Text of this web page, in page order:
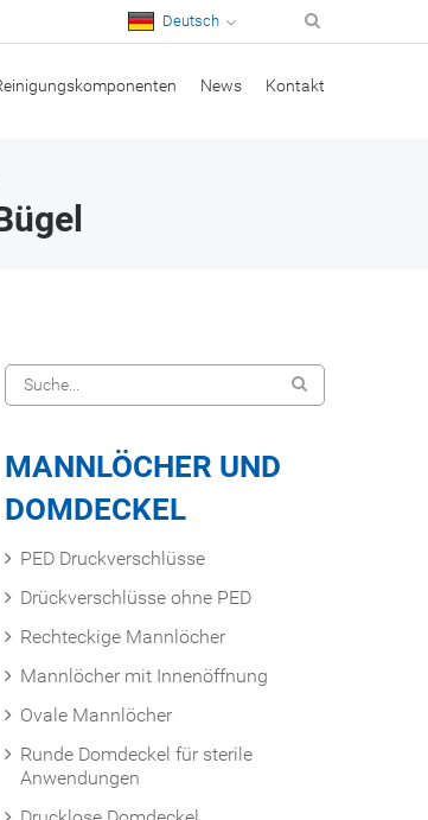
Deutsch
News Kontakt
MANNLÖCHER UND
DOMDECKEL
PED Druckverschlüsse
Drückverschlüsse ohne PED
Rechteckige Mannlöcher
Mannlöcher mit Innenöffnung
Ovale Mannlöcher
Runde Domdeckel für sterile
Anwendungen